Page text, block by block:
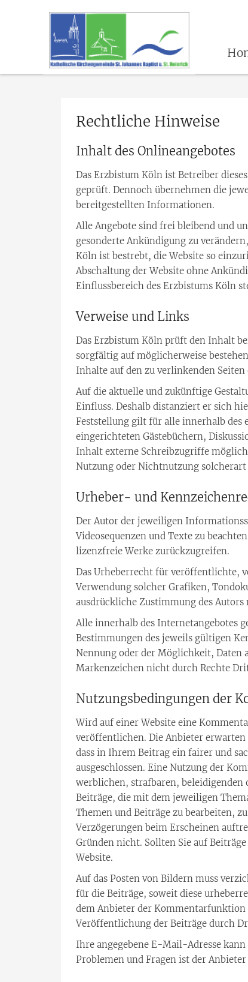
Rechtliche Hinweise
Inhalt des Onlineangebotes
Das Erzbistum Köln ist Betreiber
geprüft. Dennoch übernehmen die
bereitgestellten Informationen.
Alle Angebote sind frei bleibend und
gesonderte Ankündigung zu
Köln ist bestrebt, die Website so
Abschaltung der Website ohne
Einflussbereich des Erzbistums Köln
Verweise und Links
Das Erzbistum Köln prüft den Inhalt
sorgfältig auf möglicherweise
Inhalte auf den zu verlinkenden
Auf die aktuelle und zukünftige
Einfluss. Deshalb distanziert er sich
Feststellung gilt für alle innerhalb des
eingerichteten Gästebüchern,
Inhalt externe Schreibzugriffe
Nutzung oder Nichtnutzung
Urheber- und
Der Autor der jeweiligen
Videosequenzen und Texte zu
lizenzfreie Werke zurückzugreifen.
Das Urheberrecht für veröffentlichte,
Verwendung solcher Grafiken,
ausdrückliche Zustimmung des Autors
Alle innerhalb des Internetangebotes
Bestimmungen des jeweils gültigen
Nennung oder der Möglichkeit, Daten
Markenzeichen nicht durch Rechte
Nutzungsbedingungen der
Wird auf einer Website eine
veröffentlichen. Die Anbieter
dass in Ihrem Beitrag ein fairer und
ausgeschlossen. Eine Nutzung der
werblichen, strafbaren, beleidigenden
Beiträge, die mit dem jeweiligen
Themen und Beiträge zu bearbeiten,
Verzögerungen beim Erscheinen
Gründen nicht. Sollten Sie auf
Website.
Auf das Posten von Bildern muss
für die Beiträge, soweit diese
dem Anbieter der Kommentarfunktion
Veröffentlichung der Beiträge durch
Ihre angegebene E-Mail-Adresse
Problemen und Fragen ist der